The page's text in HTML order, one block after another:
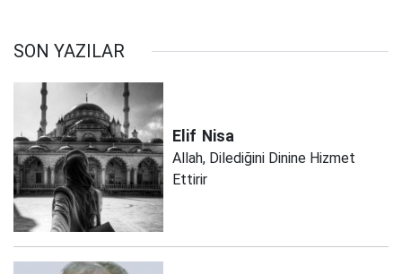
SON YAZILAR
Elif Nisa
Allah, Dilediğini Dinine Hizmet
Ettirir